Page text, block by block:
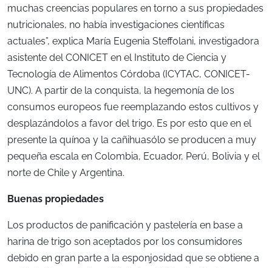
muchas creencias populares en torno a sus propiedades
nutricionales, no había investigaciones científicas
actuales”, explica María Eugenia Steffolani, investigadora
asistente del CONICET en el Instituto de Ciencia y
Tecnología de Alimentos Córdoba (ICYTAC, CONICET-
UNC). A partir de la conquista, la hegemonía de los
consumos europeos fue reemplazando estos cultivos y
desplazándolos a favor del trigo. Es por esto que en el
presente la quínoa y la cañihuasólo se producen a muy
pequeña escala en Colombia, Ecuador, Perú, Bolivia y el
norte de Chile y Argentina.
Buenas propiedades
Los productos de panificación y pastelería en base a
harina de trigo son aceptados por los consumidores
debido en gran parte a la esponjosidad que se obtiene a